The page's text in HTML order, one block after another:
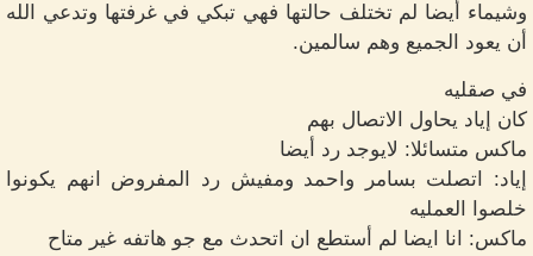
وشيماء أيضا لم تختلف حالتها فهي تبكي في غرفتها وتدعي الله
أن يعود الجميع وهم سالمين.
في صقليه
كان إياد يحاول الاتصال بهم
ماكس متسائلا: لايوجد رد أيضا
إياد: اتصلت بسامر واحمد ومفيش رد المفروض انهم يكونوا
خلصوا العمليه
ماكس: انا ايضا لم أستطع ان اتحدث مع جو هاتفه غير متاح